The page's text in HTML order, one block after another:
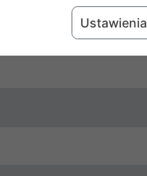
Ustawienia